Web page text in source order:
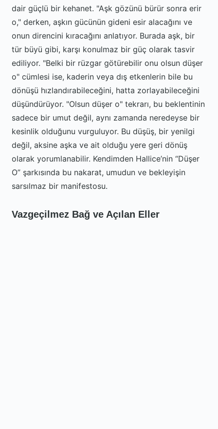
dair güçlü bir kehanet. "Aşk gözünü bürür sonra erir
o," derken, aşkın gücünün gideni esir alacağını ve
onun direncini kıracağını anlatıyor. Burada aşk, bir
tür büyü gibi, karşı konulmaz bir güç olarak tasvir
ediliyor. "Belki bir rüzgar götürebilir onu olsun düşer
o" cümlesi ise, kaderin veya dış etkenlerin bile bu
dönüşü hızlandırabileceğini, hatta zorlayabileceğini
düşündürüyor. "Olsun düşer o" tekrarı, bu beklentinin
sadece bir umut değil, aynı zamanda neredeyse bir
kesinlik olduğunu vurguluyor. Bu düşüş, bir yenilgi
değil, aksine aşka ve ait olduğu yere geri dönüş
olarak yorumlanabilir. Kendimden Hallice’nin “Düşer
O” şarkısında bu nakarat, umudun ve bekleyişin
sarsılmaz bir manifestosu.
Vazgeçilmez Bağ ve Açılan Eller